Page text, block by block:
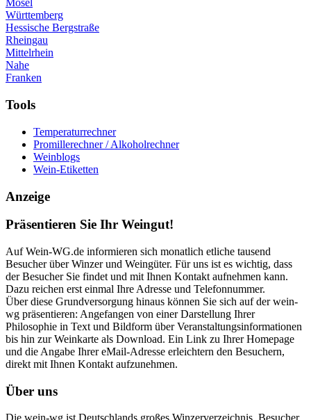
Mosel
Württemberg
Hessische Bergstraße
Rheingau
Mittelrhein
Nahe
Franken
Tools
Temperaturrechner
Promillerechner / Alkoholrechner
Weinblogs
Wein-Etiketten
Anzeige
Präsentieren Sie Ihr Weingut!
Auf Wein-WG.de informieren sich monatlich etliche tausend
Besucher über Winzer und Weingüter. Für uns ist es wichtig, dass
der Besucher Sie findet und mit Ihnen Kontakt aufnehmen kann.
Dazu reichen erst einmal Ihre Adresse und Telefonnummer.
Über diese Grundversorgung hinaus können Sie sich auf der wein-
wg präsentieren: Angefangen von einer Darstellung Ihrer
Philosophie in Text und Bildform über Veranstaltungsinformationen
bis hin zur Weinkarte als Download. Ein Link zu Ihrer Homepage
und die Angabe Ihrer eMail-Adresse erleichtern den Besuchern,
direkt mit Ihnen Kontakt aufzunehmen.
Über uns